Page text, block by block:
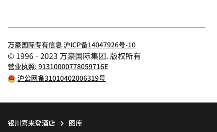
万豪国际专有信息 沪ICP备14047926号-10
© 1996 - 2023 万豪国际集团. 版权所有
营业执照: 91310000778059716E
沪公网备31010402006319号
银川喜来登酒店 图库